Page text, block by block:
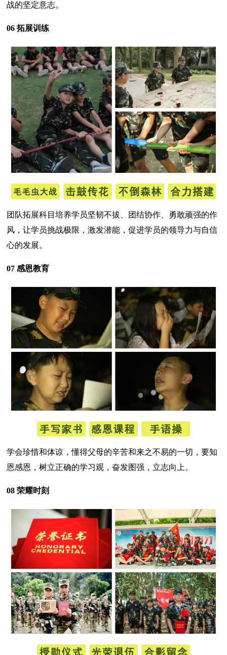
战的坚定意志。
06 拓展训练
团队拓展科目培养学员坚韧不拔、团结协作、勇敢顽强的作
风，让学员挑战极限，激发潜能，促进学员的领导力与自信
心的发展。
07 感恩教育
学会珍惜和体谅，懂得父母的辛苦和来之不易的一切，要知
恩感恩，树立正确的学习观，奋发图强，立志向上。
08 荣耀时刻